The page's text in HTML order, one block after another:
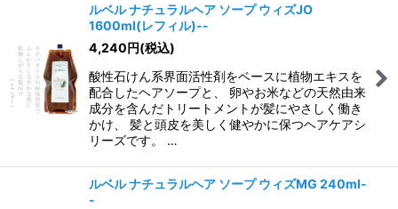
ルベル ナチュラルヘア ソープ ウィズJO
1600ml(レフィル)--
4,240円(税込)
酸性石けん系界面活性剤をベースに植物エキスを
配合したヘアソープと、 卵やお米などの天然由来
成分を含んだトリートメントが髪にやさしく働き
かけ、 髪と頭皮を美しく健やかに保つヘアケアシ
リーズです。 …
ルベル ナチュラルヘア ソープ ウィズMG 240ml-
-